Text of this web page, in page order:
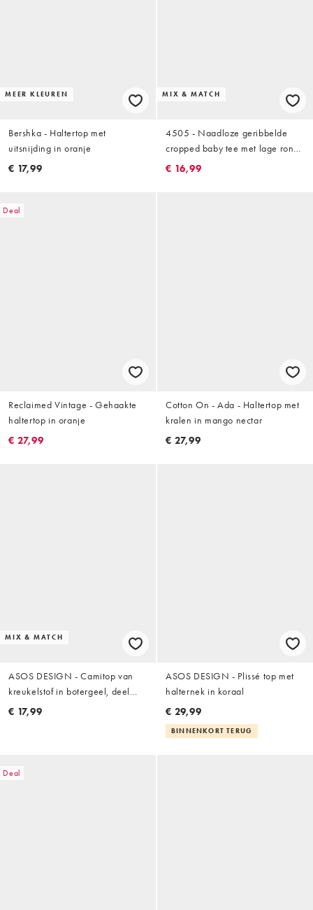
MEER KLEUREN
Bershka - Haltertop met
uitsnijding in oranje
€ 17,99
MIX & MATCH
4505 - Naadloze geribbelde
cropped baby tee met lage ronde
hals in koraalroze
€ 16,99
Deal
Reclaimed Vintage - Gehaakte
haltertop in oranje
€ 27,99
Cotton On - Ada - Haltertop met
kralen in mango nectar
€ 27,99
MIX & MATCH
ASOS DESIGN - Camitop van
kreukelstof in botergeel, deel
van co-ord set
€ 17,99
ASOS DESIGN - Plissé top met
halternek in koraal
€ 29,99
BINNENKORT TERUG
Deal